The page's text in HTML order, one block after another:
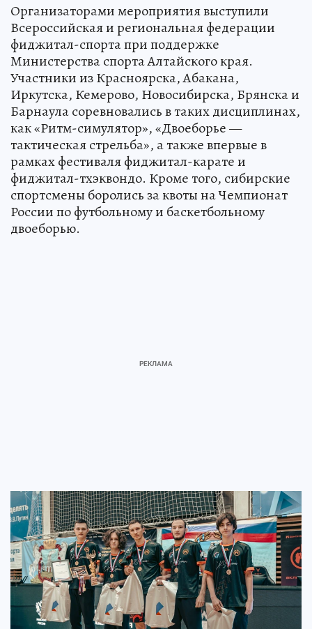
Организаторами мероприятия выступили
Всероссийская и региональная федерации
фиджитал-спорта при поддержке
Министерства спорта Алтайского края.
Участники из Красноярска, Абакана,
Иркутска, Кемерово, Новосибирска, Брянска и
Барнаула соревновались в таких дисциплинах,
как «Ритм-симулятор», «Двоеборье —
тактическая стрельба», а также впервые в
рамках фестиваля фиджитал-карате и
фиджитал-тхэквондо. Кроме того, сибирские
спортсмены боролись за квоты на Чемпионат
России по футбольному и баскетбольному
двоеборью.